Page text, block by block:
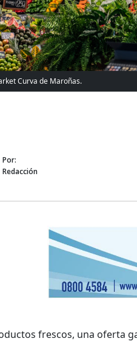
Curva de Maroñas.
Por:
Redacción
frescos, una oferta